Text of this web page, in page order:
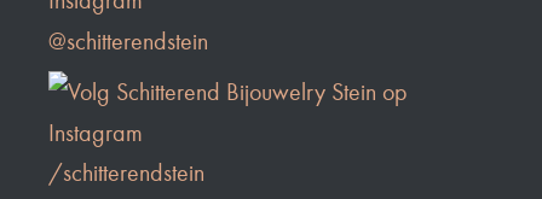
@schitterendstein
/schitterendstein